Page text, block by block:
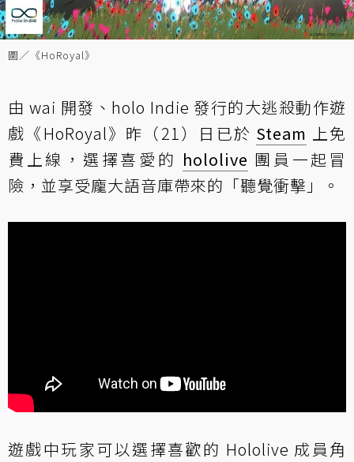
圖／《HoRoyal》
由 wai 開發、holo Indie 發行的大逃殺動作遊
戲《HoRoyal》昨（21）日已於 Steam 上免
費上線，選擇喜愛的 hololive 團員一起冒
險，並享受龐大語音庫帶來的「聽覺衝擊」。
遊戲中玩家可以選擇喜歡的 Hololive 成員角